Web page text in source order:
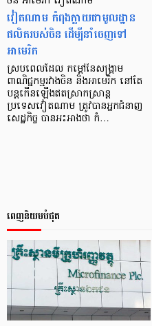
វៀតណាម កំពុងក្លាយជាមូលដ្ឋាន
ផលិតរបស់ចិន ដើម្បីនាំចេញទៅ
អាមេរិក
ស្របពេលដែល កម្ដៅនៃសង្គ្រាម
ពាណិជ្ជកម្មរវាងចិន និងអាមេរិក នៅតែ
បន្តកើនឡើងឥតស្រាកស្រាន្ដ
ប្រទេសវៀតណាម ត្រូវបានអ្នកជំនាញ
សេដ្ឋកិច្ច បានអះអាងថា កំ…
ពេញនិយមបំផុត